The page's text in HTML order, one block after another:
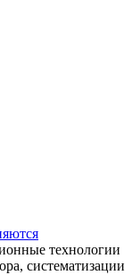
технологии
систематизации